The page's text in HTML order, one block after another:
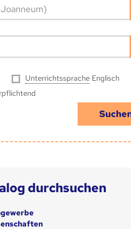
Unter­richts­sprache Englisch
durchsuchen